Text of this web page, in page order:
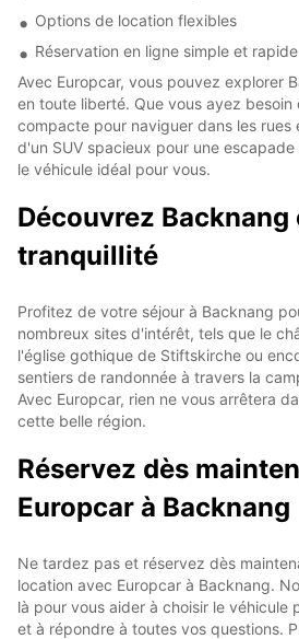
Options de location flexibles
Réservation en ligne simple et rapide
Avec Europcar, vous pouvez explorer
en toute liberté. Que vous ayez
compacte pour naviguer dans les rues
d'un SUV spacieux pour une
le véhicule idéal pour vous.
Découvrez Backnang
tranquillité
Profitez de votre séjour à Backnang
nombreux sites d'intérêt, tels que le
l'église gothique de Stiftskirche ou
sentiers de randonnée à travers la
Avec Europcar, rien ne vous arrêtera
cette belle région.
Réservez dès
Europcar à Backnang
Ne tardez pas et réservez dès
location avec Europcar à Backnang.
là pour vous aider à choisir le véhicule
et à répondre à toutes vos questions.